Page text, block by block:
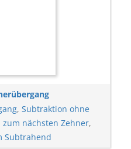
, Subtraktion ohne
zum nächsten Zehner,
Subtrahend